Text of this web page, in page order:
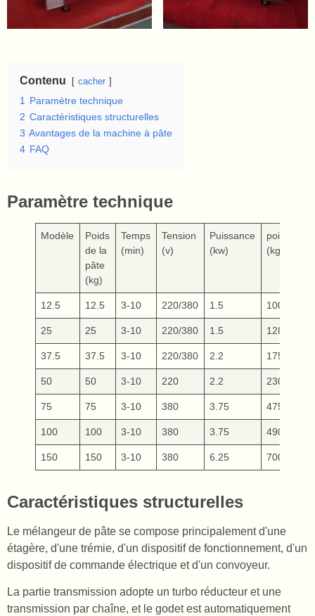
Contenu cacher
1
Paramètre technique
2 Caractéristiques structurelles
3 Avantages de la machine à pâte
4 FAQ
Paramètre technique
Modèle
Poids
de la
pâte
(kg)
Temps
(min)
Tension
(v)
Puissance
(kw)
poids
(kg)
12.5 12.5 3-10 220/380 1.5 100
25 25 3-10 220/380 1.5 128
37.5 37.5 3-10 220/380 2.2 175
50 50 3-10 220 2.2 230
75 75 3-10 380 3.75 475
100 100 3-10 380 3.75 490
150 150 3-10 380 6.25 700
Caractéristiques structurelles
Le mélangeur de pâte se compose principalement d'une
étagère, d'une trémie, d'un dispositif de fonctionnement, d'un
dispositif de commande électrique et d'un convoyeur.
La partie transmission adopte un turbo réducteur et une
transmission par chaîne, et le godet est automatiquement